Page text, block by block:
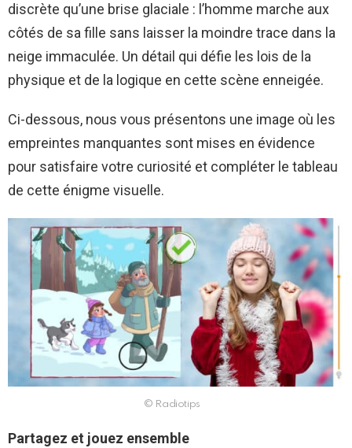
discrète qu’une brise glaciale : l’homme marche aux
côtés de sa fille sans laisser la moindre trace dans la
neige immaculée. Un détail qui défie les lois de la
physique et de la logique en cette scène enneigée.
Ci-dessous, nous vous présentons une image où les
empreintes manquantes sont mises en évidence
pour satisfaire votre curiosité et compléter le tableau
de cette énigme visuelle.
© Radiotips
Partagez et jouez ensemble